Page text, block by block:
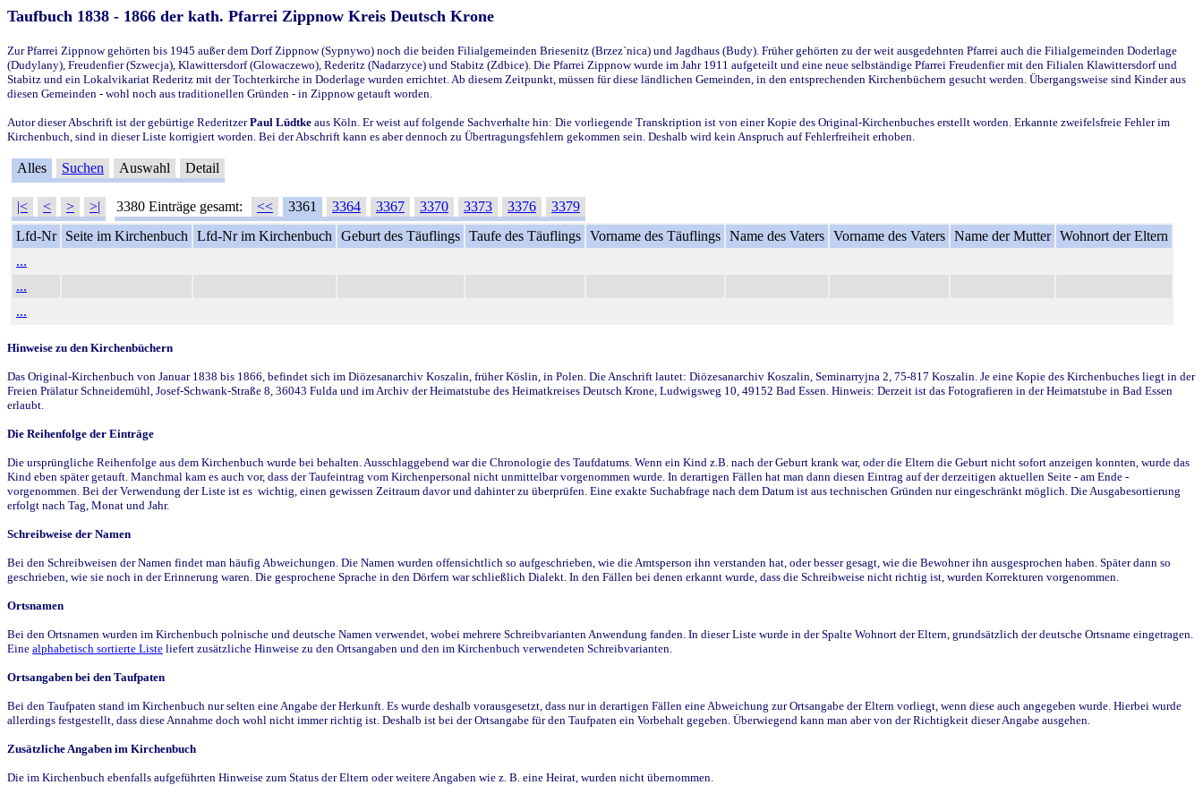
Taufbuch 1838 - 1866 der kath. Pfarrei Zippnow Kreis Deutsch Krone
Zur Pfarrei Zippnow gehörten bis 1945 außer dem Dorf Zippnow (Sypnywo) noch die beiden Filialgemeinden Briesenitz (Brzez`nica) und Jagdhaus (Budy). Früher gehörten zu der weit ausgedehnten Pfarrei auch die Filialgemeinden Doderlage
(Dudylany), Freudenfier (Szwecja), Klawittersdorf (Glowaczewo), Rederitz (Nadarzyce) und Stabitz (Zdbice). Die Pfarrei Zippnow wurde im Jahr 1911 aufgeteilt und eine neue selbständige Pfarrei Freudenfier mit den Filialen Klawittersdorf und
Stabitz und ein Lokalvikariat Rederitz mit der Tochterkirche in Doderlage wurden errichtet. Ab diesem Zeitpunkt, müssen für diese ländlichen Gemeinden, in den entsprechenden Kirchenbüchern gesucht werden. Übergangsweise sind Kinder aus
diesen Gemeinden - wohl noch aus traditionellen Gründen - in Zippnow getauft worden.
Autor dieser Abschrift ist der gebürtige RederitzerPaul Lüdtke aus Köln. Er weist auf folgende Sachverhalte hin: Die vorliegende Transkription ist von einer Kopie des Original-Kirchenbuches erstellt worden. Erkannte zweifelsfreie Fehler im
Kirchenbuch, sind in dieser Liste korrigiert worden. Bei der Abschrift kann es aber dennoch zu Übertragungsfehlern gekommen sein. Deshalb wird kein Anspruch auf Fehlerfreiheit erhoben.
Alles Suchen Auswahl Detail
|< < > >| 3380 Einträge gesamt: << 3361 3364 3367 3370 3373 3376
3379
Lfd-Nr
Seite im Kirchenbuch Lfd-Nr im Kirchenbuch Geburt des Täuflings Taufe des Täuflings Vorname des Täuflings Name des Vaters Vorname des Vaters Name der Mutter Wohnort der Eltern
...
...
...
Hinweise zu den Kirchenbüchern
Das Original-Kirchenbuch von Januar 1838 bis 1866, befindet sich im Diözesanarchiv Koszalin, früher Köslin, in Polen. Die Anschrift lautet: Diözesanarchiv Koszalin, Seminarryjna 2, 75-817 Koszalin. Je eine Kopie des Kirchenbuches liegt in der
Freien Prälatur Schneidemühl, Josef-Schwank-Straße 8, 36043 Fulda und im Archiv der Heimatstube des Heimatkreises Deutsch Krone, Ludwigsweg 10, 49152 Bad Essen. Hinweis: Derzeit ist das Fotografieren in der Heimatstube in Bad Essen
erlaubt.
Die Reihenfolge der Einträge
Die ursprüngliche Reihenfolge aus dem Kirchenbuch wurde bei behalten. Ausschlaggebend war die Chronologie des Taufdatums. Wenn ein Kind z.B. nach der Geburt krank war, oder die Eltern die Geburt nicht sofort anzeigen konnten, wurde das
Kind eben später getauft. Manchmal kam es auch vor, dass der Taufeintrag vom Kirchenpersonal nicht unmittelbar vorgenommen wurde. In derartigen Fällen hat man dann diesen Eintrag auf der derzeitigen aktuellen Seite - am Ende -
vorgenommen. Bei der Verwendung der Liste ist es wichtig, einen gewissen Zeitraum davor und dahinter zu überprüfen. Eine exakte Suchabfrage nach dem Datum ist aus technischen Gründen nur eingeschränkt möglich. Die Ausgabesortierung
erfolgt nach Tag, Monat und Jahr.
Schreibweise der Namen
Bei den Schreibweisen der Namen findet man häufig Abweichungen. Die Namen wurden offensichtlich so aufgeschrieben, wie die Amtsperson ihn verstanden hat, oder besser gesagt, wie die Bewohner ihn ausgesprochen haben. Später dann so
geschrieben, wie sie noch in der Erinnerung waren. Die gesprochene Sprache in den Dörfern war schließlich Dialekt. In den Fällen bei denen erkannt wurde, dass die Schreibweise nicht richtig ist, wurden Korrekturen vorgenommen.
Ortsnamen
Bei den Ortsnamen wurden im Kirchenbuch polnische und deutsche Namen verwendet, wobei mehrere Schreibvarianten Anwendung fanden. In dieser Liste wurde in der Spalte Wohnort der Eltern, grundsätzlich der deutsche Ortsname eingetragen.
Eine alphabetisch sortierte Liste liefert zusätzliche Hinweise zu den Ortsangaben und den im Kirchenbuch verwendeten Schreibvarianten.
Ortsangaben bei den Taufpaten
Bei den Taufpaten stand im Kirchenbuch nur selten eine Angabe der Herkunft. Es wurde deshalb vorausgesetzt, dass nur in derartigen Fällen eine Abweichung zur Ortsangabe der Eltern vorliegt, wenn diese auch angegeben wurde. Hierbei wurde
allerdings festgestellt, dass diese Annahme doch wohl nicht immer richtig ist. Deshalb ist bei der Ortsangabe für den Taufpaten ein Vorbehalt gegeben. Überwiegend kann man aber von der Richtigkeit dieser Angabe ausgehen.
Zusätzliche Angaben im Kirchenbuch
Die im Kirchenbuch ebenfalls aufgeführten Hinweise zum Status der Eltern oder weitere Angaben wie z. B. eine Heirat, wurden nicht übernommen.